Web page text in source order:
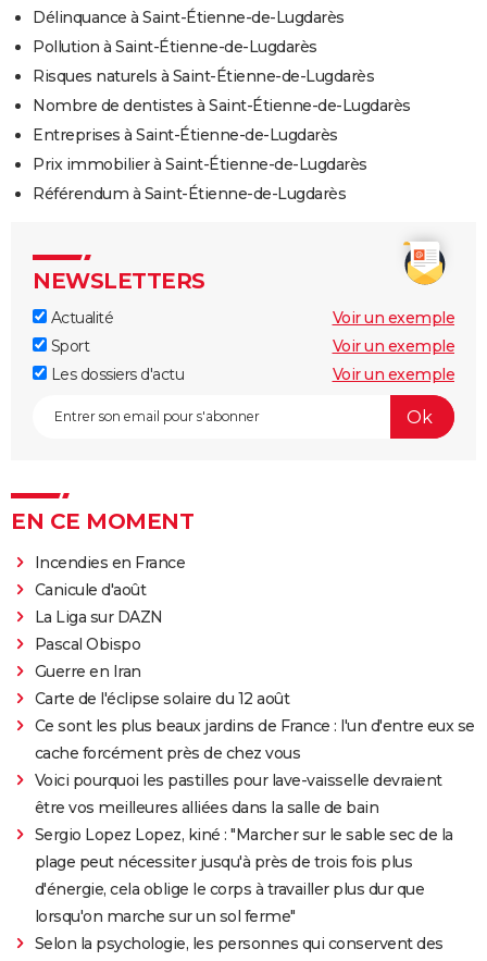
Délinquance à Saint-Étienne-de-Lugdarès
Pollution à Saint-Étienne-de-Lugdarès
Risques naturels à Saint-Étienne-de-Lugdarès
Nombre de dentistes à Saint-Étienne-de-Lugdarès
Entreprises à Saint-Étienne-de-Lugdarès
Prix immobilier à Saint-Étienne-de-Lugdarès
Référendum à Saint-Étienne-de-Lugdarès
NEWSLETTERS
Actualité
Voir un exemple
Sport
Voir un exemple
Les dossiers d'actu
Voir un exemple
EN CE MOMENT
Incendies en France
Canicule d'août
La Liga sur DAZN
Pascal Obispo
Guerre en Iran
Carte de l'éclipse solaire du 12 août
Ce sont les plus beaux jardins de France : l'un d'entre eux se
cache forcément près de chez vous
Voici pourquoi les pastilles pour lave-vaisselle devraient
être vos meilleures alliées dans la salle de bain
Sergio Lopez Lopez, kiné : "Marcher sur le sable sec de la
plage peut nécessiter jusqu'à près de trois fois plus
d'énergie, cela oblige le corps à travailler plus dur que
lorsqu'on marche sur un sol ferme"
Selon la psychologie, les personnes qui conservent des